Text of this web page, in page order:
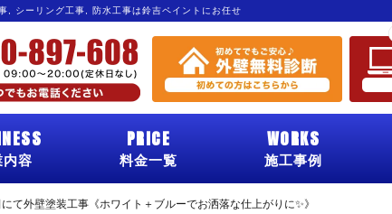
, シーリング工事, 防水工事は鈴吉ペイントにお任せ
内容
PRICE
料金一覧
WORKS
施工事例
て外壁塗装工事《ホワイト＋ブルーでお洒落な仕上がりに✨》